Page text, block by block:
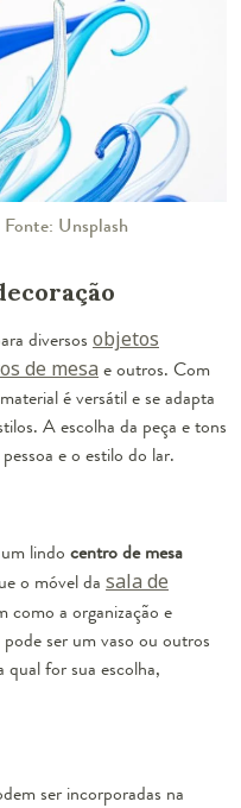
Unsplash
diversos objetos
de mesa e outros. Com
é versátil e se adapta
A escolha da peça e tons
e o estilo do lar.
lindo centro de mesa
o móvel da sala de
como a organização e
ser um vaso ou outros
qual for sua escolha,
ser incorporadas na